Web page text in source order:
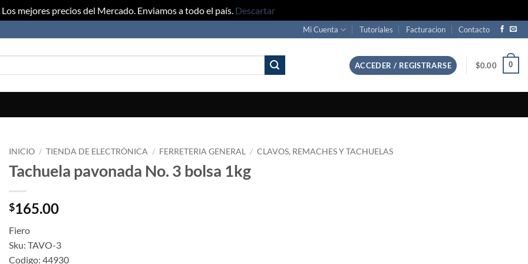
Los mejores precios del Mercado. Enviamos a todo el país. Descartar
Mi Cuenta Tutoriales Facturacion Contacto
ACCEDER / REGISTRARSE $0.00 0
INICIO / TIENDA DE ELECTRÓNICA / FERRETERIA GENERAL / CLAVOS, REMACHES Y TACHUELAS
Tachuela pavonada No. 3 bolsa 1kg
$165.00
Fiero
Sku: TAVO-3
Codigo: 44930